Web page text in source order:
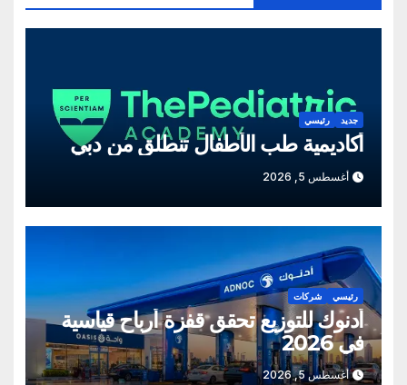
جديد رئيسي
أكاديمية طب الأطفال تنطلق من دبي
أغسطس 5, 2026
رئيسي شركات
أدنوك للتوزيع تحقق قفزة أرباح قياسية
في 2026
أغسطس 5, 2026